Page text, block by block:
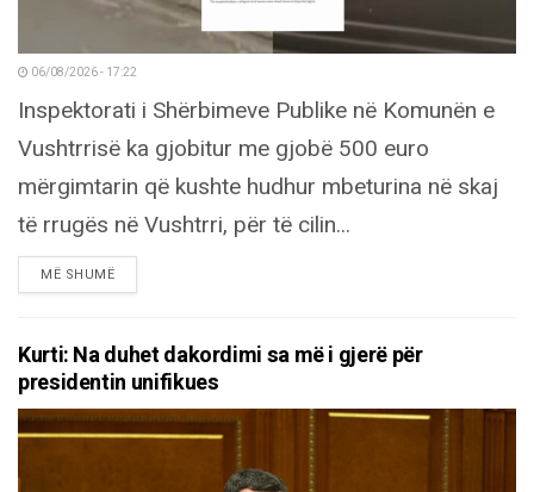
06/08/2026 - 17:22
Inspektorati i Shërbimeve Publike në Komunën e
Vushtrrisë ka gjobitur me gjobë 500 euro
mërgimtarin që kushte hudhur mbeturina në skaj
të rrugës në Vushtrri, për të cilin...
MË SHUMËDETAILS
Kurti: Na duhet dakordimi sa më i gjerë për
presidentin unifikues